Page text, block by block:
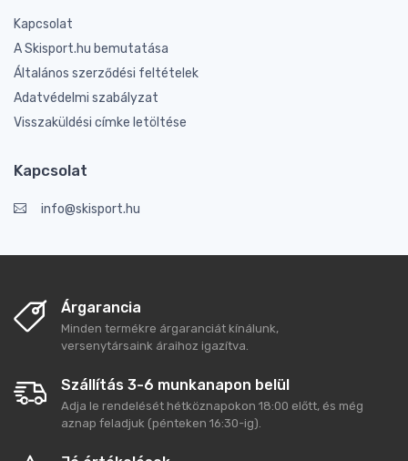
Kapcsolat
A Skisport.hu bemutatása
Általános szerződési feltételek
Adatvédelmi szabályzat
Visszaküldési címke letöltése
Kapcsolat
info@skisport.hu
Árgarancia
Minden termékre árgaranciát kínálunk,
versenytársaink áraihoz igazítva.
Szállítás 3-6 munkanapon belül
Adja le rendelését hétköznapokon 18:00 előtt, és még
aznap feladjuk (pénteken 16:30-ig).